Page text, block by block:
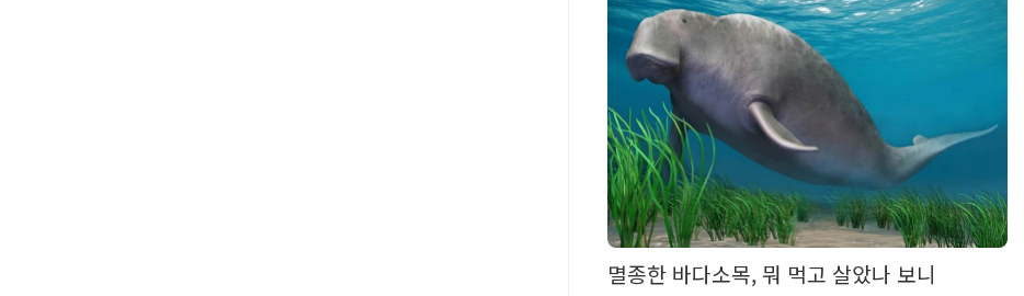
멸종한 바다소목, 뭐 먹고 살았나 보니